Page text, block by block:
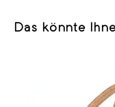
Das könnte